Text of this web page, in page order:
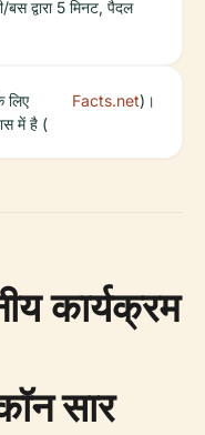
द्वारा 5 मिनट, पैदल
लिए
में है (
Facts.net)।
कार्यक्रम
सार